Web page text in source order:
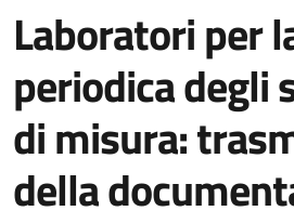
Laboratori per
periodica degli
di misura:
della